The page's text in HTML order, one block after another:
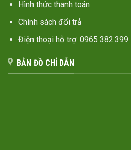
Hình thức thanh toán
Chính sách đổi trả
Điện thoại hỗ trợ: 0965.382.399
BẢN ĐỒ CHỈ DẪN